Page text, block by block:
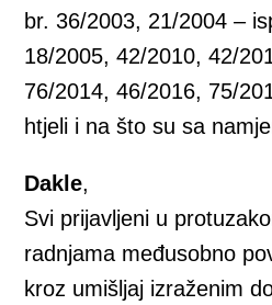
br. 36/2003, 21/2004 –
18/2005, 42/2010, 42/
76/2014, 46/2016, 75/
htjeli i na što su sa
Dakle,
Svi prijavljeni u
radnjama međusobno
kroz umišljaj izraženim